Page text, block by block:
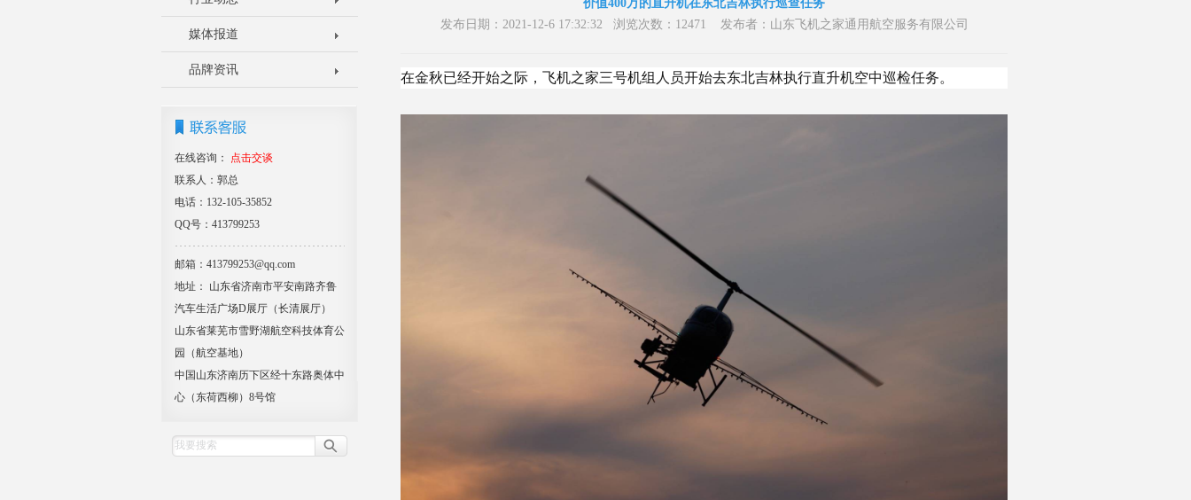
媒体报道
品牌资讯
在线咨询：
点击交谈
联系人：郭总
电话：132-105-35852
QQ号：413799253
邮箱：413799253@qq.com
地址： 山东省济南市平安南路齐鲁
汽车生活广场D展厅（长清展厅）
山东省莱芜市雪野湖航空科技体育公
园（航空基地）
中国山东济南历下区经十东路奥体中
心（东荷西柳）8号馆
价值400万的直升机在东北吉林执行巡查任务
发布日期：2021-12-6 17:32:32 浏览次数：12471 发布者：山东飞机之家通用航空服务有限公司
在金秋已经开始之际，飞机之家三号机组人员开始去东北吉林执行直升机空中巡检任务。